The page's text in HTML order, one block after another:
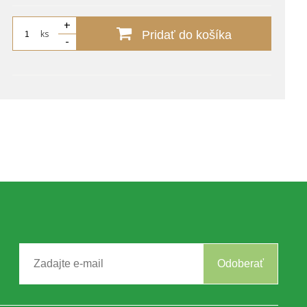
ks
+
-
Pridať do košíka
Odoberať